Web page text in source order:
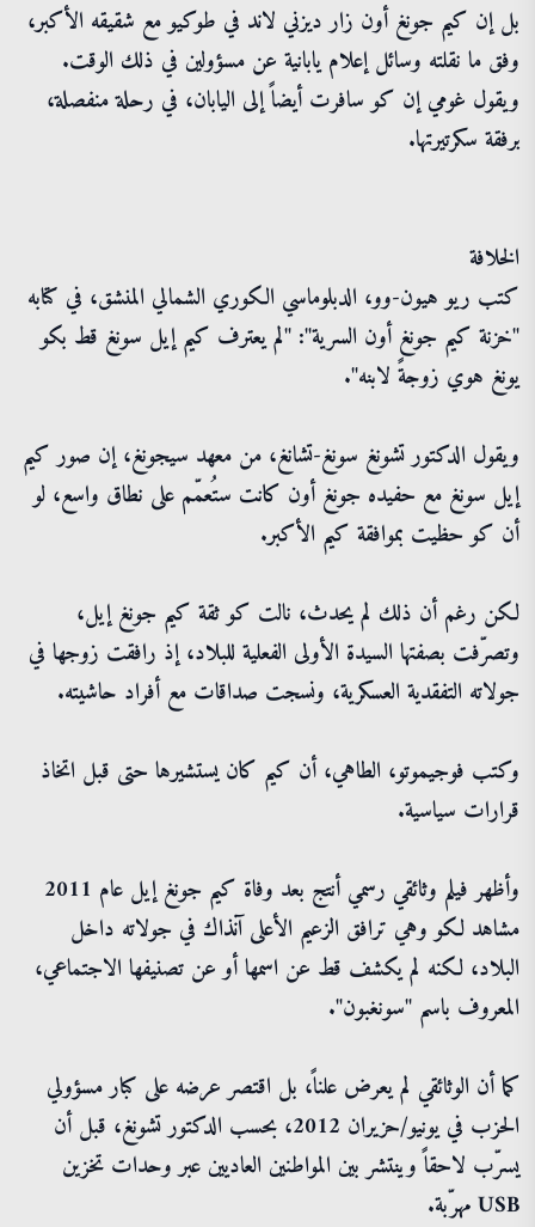
بل إن كيم جونغ أون زار ديزني لاند في طوكيو مع شقيقه الأكبر،
وفق ما نقلته وسائل إعلام يابانية عن مسؤولين في ذلك الوقت.
ويقول غومي إن كو سافرت أيضاً إلى اليابان، في رحلة منفصلة،
برفقة سكرتيرتها.
الخلافة
كتب ريو هيون-وو، الدبلوماسي الكوري الشمالي المنشق، في كتابه
"خزنة كيم جونغ أون السرية": "لم يعترف كيم إيل سونغ قط بكو
يونغ هوي زوجةً لابنه".
ويقول الدكتور تشونغ سونغ-تشانغ، من معهد سيجونغ، إن صور كيم
إيل سونغ مع حفيده جونغ أون كانت ستُعمّم على نطاق واسع، لو
أن كو حظيت بموافقة كيم الأكبر.
لكن رغم أن ذلك لم يحدث، نالت كو ثقة كيم جونغ إيل،
وتصرّفت بصفتها السيدة الأولى الفعلية للبلاد، إذ رافقت زوجها في
جولاته التفقدية العسكرية، ونسجت صداقات مع أفراد حاشيته.
وكتب فوجيموتو، الطاهي، أن كيم كان يستشيرها حتى قبل اتخاذ
قرارات سياسية.
وأظهر فيلم وثائقي رسمي أنتج بعد وفاة كيم جونغ إيل عام 2011
مشاهد لكو وهي ترافق الزعيم الأعلى آنذاك في جولاته داخل
البلاد، لكنه لم يكشف قط عن اسمها أو عن تصنيفها الاجتماعي،
المعروف باسم "سونغبون".
كما أن الوثائقي لم يعرض علناً، بل اقتصر عرضه على كبار مسؤولي
الحزب في يونيو/حزيران 2012، بحسب الدكتور تشونغ، قبل أن
يسرّب لاحقاً وينتشر بين المواطنين العاديين عبر وحدات تخزين
USB مهرّبة.